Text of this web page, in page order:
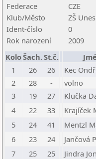
Federace
CZE
Klub/Město
ZŠ
Ident-číslo
0
Rok narození
2009
KoloŠach.St.č.
1
26 26 Kec
2
28 - volno
3
19 27 Klučka
4
22 33 Krajíček
5
24 41 Mentzl
6
23 24 Jančová
7
25 25 Jindra